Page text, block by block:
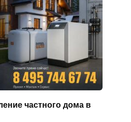
частного дома в